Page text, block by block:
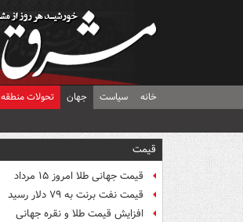
خانه سیاست جهان تحولات منطقه
قیمت
قیمت جهانی طلا امروز ۱۵ مرداد
قیمت نفت برنت به ۷۹ دلار رسید
افزایش قیمت طلا و نقره جهانی